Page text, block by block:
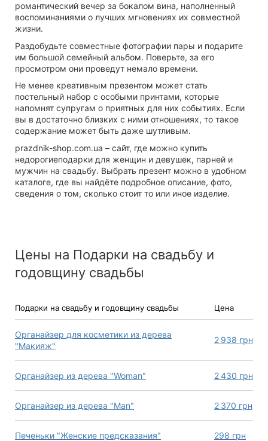
романтический вечер за бокалом вина, наполненный
воспоминаниями о лучших мгновениях их совместной
жизни.
Раздобудьте совместные фотографии пары и подарите
им большой семейный альбом. Поверьте, за его
просмотром они проведут немало времени.
Не менее креативным презентом может стать
постельный набор с особыми принтами, которые
напомнят супругам о приятных для них событиях. Если
вы в достаточно близких с ними отношениях, то такое
содержание может быть даже шутливым.
prazdnik-shop.com.ua – сайт, где можно купить
недорогиеподарки для женщин и девушек, парней и
мужчин на свадьбу. Выбрать презент можно в удобном
каталоге, где вы найдёте подробное описание, фото,
сведения о том, сколько стоит то или иное изделие.
Цены на Подарки на свадьбу и
годовщину свадьбы
Подарки на свадьбу и годовщину свадьбы Цена
Органайзер для косметики из дерева
"Макияж"
2 938 грн
Органайзер из дерева "Woman" 2 430 грн
Органайзер из дерева "Man" 2 370 грн
Печеньки "Женские предсказания" 298 грн